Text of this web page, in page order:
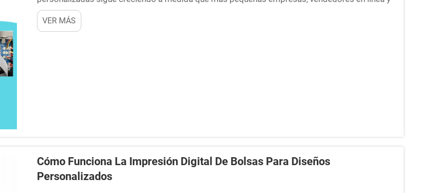
marcas emergentes ingresan al mercado de ropa personalizada. Para muchos principiantes,
elegir la impresora DTG de entrada adecuada...
VER MÁS
Cómo Funciona La Impresión Digital De Bolsas Para Diseños
Personalizados